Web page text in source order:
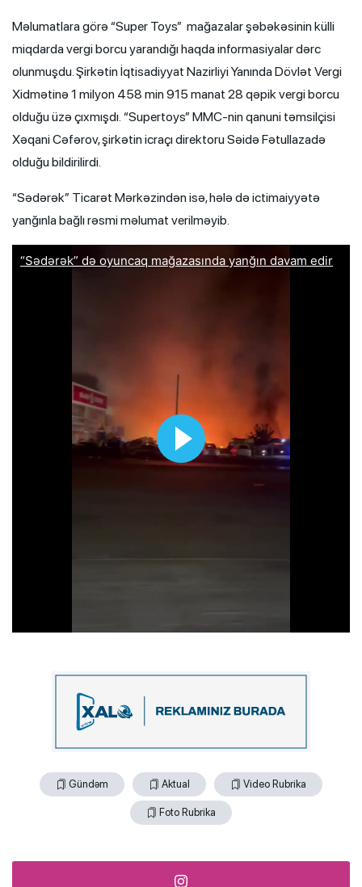
Məlumatlara görə “Super Toys” mağazalar şəbəkəsinin külli
miqdarda vergi borcu yarandığı haqda informasiyalar dərc
olunmuşdu. Şirkətin İqtisadiyyat Nazirliyi Yanında Dövlət Vergi
Xidmətinə 1 milyon 458 min 915 manat 28 qəpik vergi borcu
olduğu üzə çıxmışdı. “Supertoys” MMC-nin qanuni təmsilçisi
Xəqani Cəfərov, şirkətin icraçı direktoru Səidə Fətullazadə
olduğu bildirilirdi.
“Sədərək” Ticarət Mərkəzindən isə, hələ də ictimaiyyətə
yanğınla bağlı rəsmi məlumat verilməyib.
Gündəm Aktual Video Rubrika
Foto Rubrika